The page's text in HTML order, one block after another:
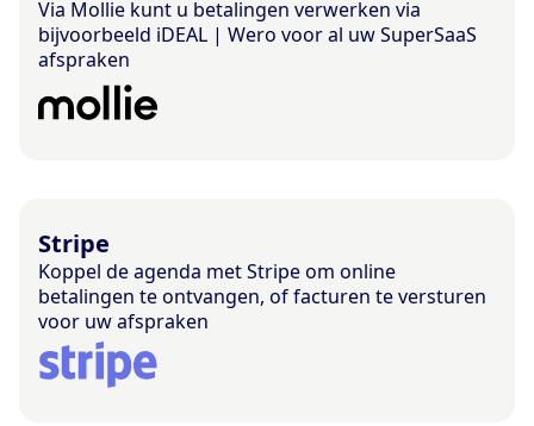
Via Mollie kunt u betalingen verwerken via
bijvoorbeeld iDEAL | Wero voor al uw SuperSaaS
afspraken
Stripe
Koppel de agenda met Stripe om online
betalingen te ontvangen, of facturen te versturen
voor uw afspraken